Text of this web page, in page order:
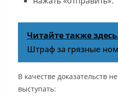
Читайте также
Штраф за грязные
В качестве доказательств
выступать: